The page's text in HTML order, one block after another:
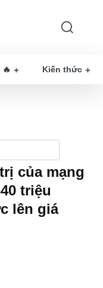
Kiến thức
của mạng
triệu
lên giá